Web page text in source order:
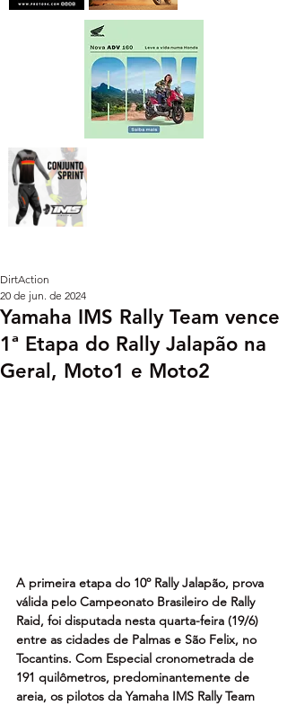
Yamaha IMS Rally Team vence
1ª Etapa do Rally Jalapão na
Geral, Moto1 e Moto2
DirtAction
20 de jun. de 2024
A primeira etapa do 10º Rally Jalapão, prova
válida pelo Campeonato Brasileiro de Rally
Raid, foi disputada nesta quarta-feira (19/6)
entre as cidades de Palmas e São Felix, no
Tocantins. Com Especial cronometrada de
191 quilômetros, predominantemente de
areia, os pilotos da Yamaha IMS Rally Team